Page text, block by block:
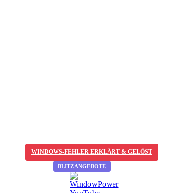
WINDOWS-FEHLER ERKLÄRT & GELÖST
BLITZANGEBOTE